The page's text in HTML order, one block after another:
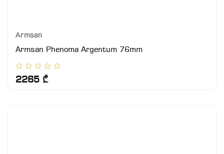
Armsan
Armsan Phenoma Argentum 76mm
2265 ₾